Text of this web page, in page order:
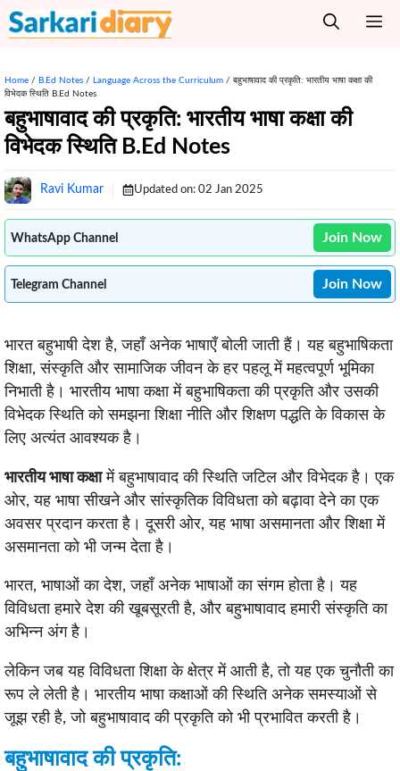
Skip
to
Home / B.Ed Notes / Language Across the Curriculum / बहुभाषावाद की प्रकृति: भारतीय भाषा कक्षा की
विभेदक स्थिति B.Ed Notes
बहुभाषावाद की प्रकृति: भारतीय भाषा कक्षा की
विभेदक स्थिति B.Ed Notes
Ravi Kumar Updated on: 02 Jan 2025
WhatsApp Channel Join Now
Telegram Channel Join Now
भारत बहुभाषी देश है, जहाँ अनेक भाषाएँ बोली जाती हैं। यह बहुभाषिकता
शिक्षा, संस्कृति और सामाजिक जीवन के हर पहलू में महत्वपूर्ण भूमिका
निभाती है। भारतीय भाषा कक्षा में बहुभाषिकता की प्रकृति और उसकी
विभेदक स्थिति को समझना शिक्षा नीति और शिक्षण पद्धति के विकास के
लिए अत्यंत आवश्यक है।
भारतीय भाषा कक्षामें बहुभाषावाद की स्थिति जटिल और विभेदक है। एक
ओर, यह भाषा सीखने और सांस्कृतिक विविधता को बढ़ावा देने का एक
अवसर प्रदान करता है। दूसरी ओर, यह भाषा असमानता और शिक्षा में
असमानता को भी जन्म देता है।
भारत, भाषाओं का देश, जहाँ अनेक भाषाओं का संगम होता है। यह
विविधता हमारे देश की खूबसूरती है, और बहुभाषावाद हमारी संस्कृति का
अभिन्न अंग है।
लेकिन जब यह विविधता शिक्षा के क्षेत्र में आती है, तो यह एक चुनौती का
रूप ले लेती है। भारतीय भाषा कक्षाओं की स्थिति अनेक समस्याओं से
जूझ रही है, जो बहुभाषावाद की प्रकृति को भी प्रभावित करती है।
बहुभाषावाद की प्रकृति: